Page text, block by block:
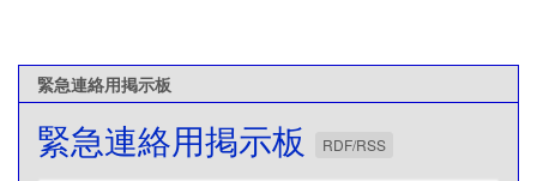
緊急連絡用掲示板
緊急連絡用掲示板 RDF/RSS